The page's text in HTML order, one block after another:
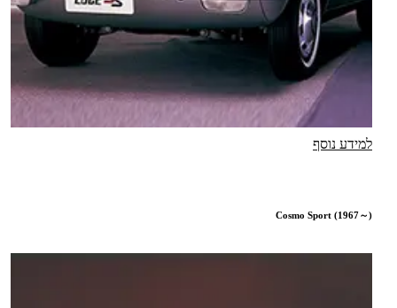
למידע נוסף
Cosmo Sport (1967～)